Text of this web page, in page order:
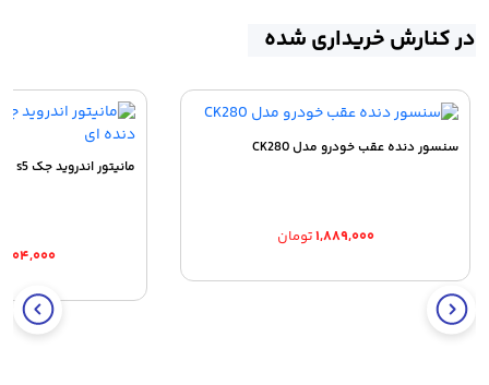
در کنارش خریداری شده
سنسور دنده عقب خودرو مدل CK280
۱,۸۸۹,۰۰۰تومان
مانیتور اندروید جک s5 اتوماتیک و دنده ای